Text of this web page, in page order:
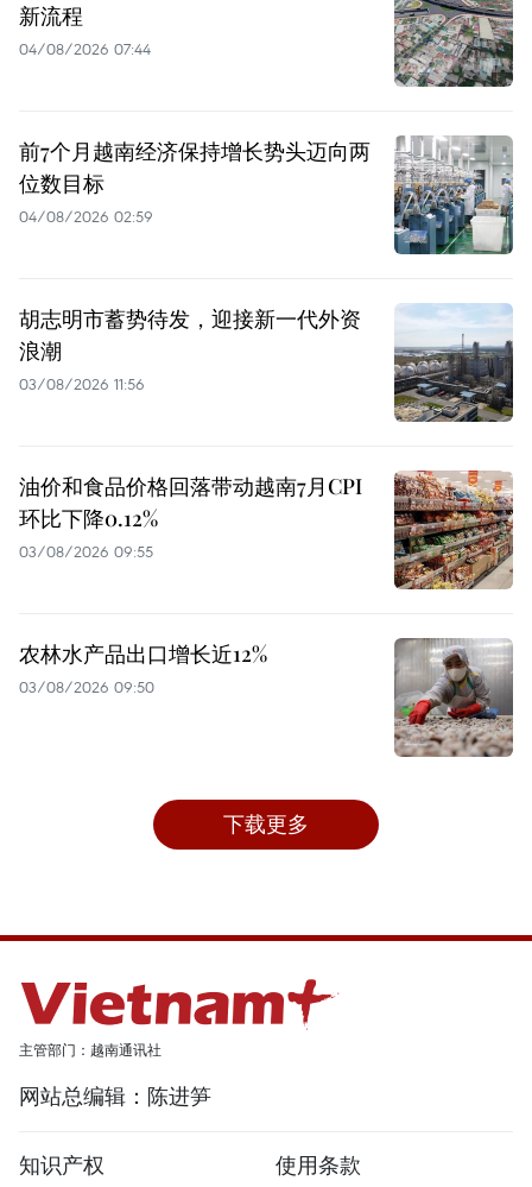
新流程
04/08/2026 07:44
前7个月越南经济保持增长势头迈向两
位数目标
04/08/2026 02:59
胡志明市蓄势待发，迎接新一代外资
浪潮
03/08/2026 11:56
油价和食品价格回落带动越南7月CPI
环比下降0.12%
03/08/2026 09:55
农林水产品出口增长近12%
03/08/2026 09:50
下载更多
主管部门：越南通讯社
网站总编辑：陈进笋
知识产权 使用条款